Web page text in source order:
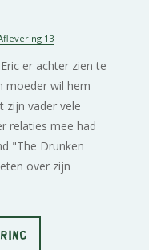
13
er achter zien te
moeder wil hem
zijn vader vele
relaties mee had
"The Drunken
over zijn